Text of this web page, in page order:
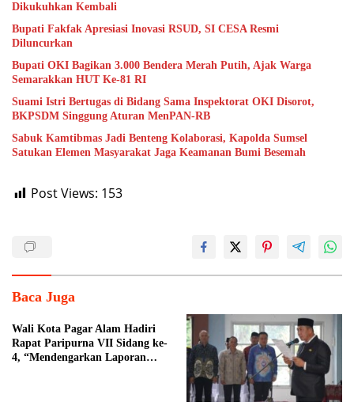
Dikukuhkan Kembali
Bupati Fakfak Apresiasi Inovasi RSUD, SI CESA Resmi
Diluncurkan
Bupati OKI Bagikan 3.000 Bendera Merah Putih, Ajak Warga
Semarakkan HUT Ke-81 RI
Suami Istri Bertugas di Bidang Sama Inspektorat OKI Disorot,
BKPSDM Singgung Aturan MenPAN-RB
Sabuk Kamtibmas Jadi Benteng Kolaborasi, Kapolda Sumsel
Satukan Elemen Masyarakat Jaga Keamanan Bumi Besemah
Post Views: 153
Baca Juga
Wali Kota Pagar Alam Hadiri
Rapat Paripurna VII Sidang ke-
4, “Mendengarkan Laporan